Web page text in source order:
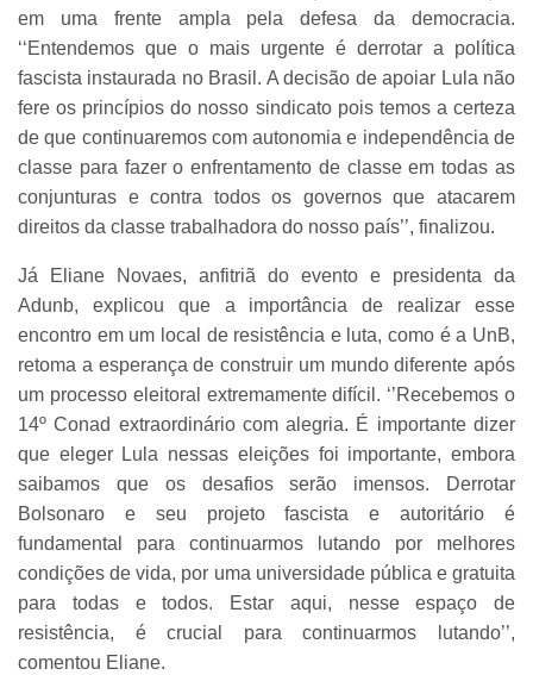
em uma frente ampla pela defesa da democracia.
‘‘Entendemos que o mais urgente é derrotar a política
fascista instaurada no Brasil. A decisão de apoiar Lula não
fere os princípios do nosso sindicato pois temos a certeza
de que continuaremos com autonomia e independência de
classe para fazer o enfrentamento de classe em todas as
conjunturas e contra todos os governos que atacarem
direitos da classe trabalhadora do nosso país’’, finalizou.
Já Eliane Novaes, anfitriã do evento e presidenta da
Adunb, explicou que a importância de realizar esse
encontro em um local de resistência e luta, como é a UnB,
retoma a esperança de construir um mundo diferente após
um processo eleitoral extremamente difícil. ‘’Recebemos o
14º Conad extraordinário com alegria. É importante dizer
que eleger Lula nessas eleições foi importante, embora
saibamos que os desafios serão imensos. Derrotar
Bolsonaro e seu projeto fascista e autoritário é
fundamental para continuarmos lutando por melhores
condições de vida, por uma universidade pública e gratuita
para todas e todos. Estar aqui, nesse espaço de
resistência, é crucial para continuarmos lutando’’,
comentou Eliane.